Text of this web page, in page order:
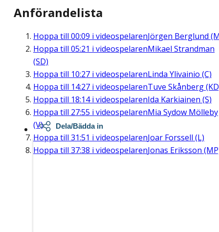
Anförandelista
Hoppa till 00:09 i videospelarenJörgen Berglund
Hoppa till 05:21 i videospelarenMikael Strandman
(SD)
Hoppa till 10:27 i videospelarenLinda Ylivainio (C)
Hoppa till 14:27 i videospelarenTuve Skånberg
Hoppa till 18:14i videospelarenIda Karkiainen (S)
Hoppa till 27:55 i videospelarenMia Sydow Mölleby
(V)
Hoppa till 31:51 i videospelarenJoar Forssell (L)
Hoppa till 37:38 i videospelarenJonas Eriksson
Dela/Bädda in